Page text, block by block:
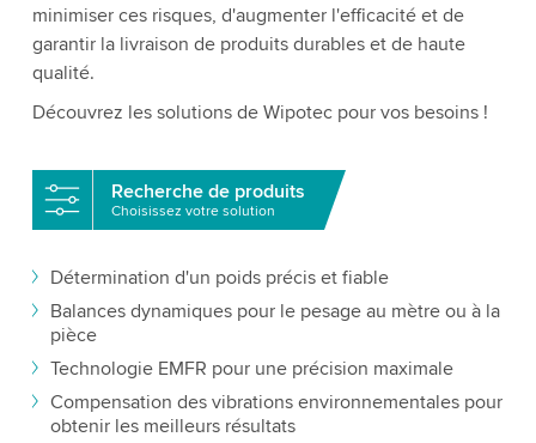
minimiser ces risques, d'augmenter l'efficacité et de
garantir la livraison de produits durables et de haute
qualité.
Découvrez les solutions de Wipotec pour vos besoins !
Recherche de produits
Choisissez votre solution
Détermination d'un poids précis et fiable
Balances dynamiques pour le pesage au mètre ou à la
pièce
Technologie EMFR pour une précision maximale
Compensation des vibrations environnementales pour
obtenir les meilleurs résultats